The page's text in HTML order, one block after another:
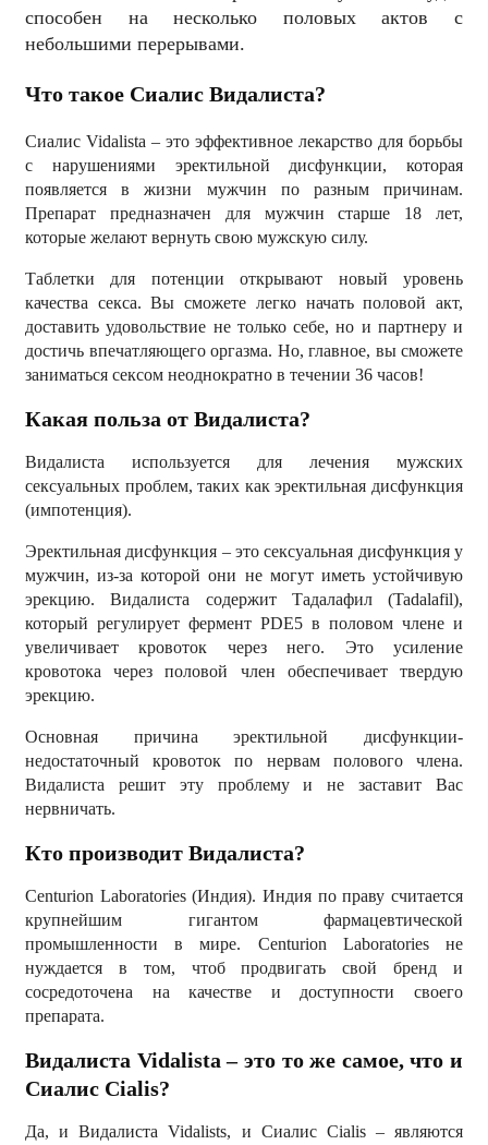
способен на несколько половых актов с
небольшими перерывами.
Что такое Сиалис Видалиста?
Сиалис Vidalista – это эффективное лекарство для борьбы
с нарушениями эректильной дисфункции, которая
появляется в жизни мужчин по разным причинам.
Препарат предназначен для мужчин старше 18 лет,
которые желают вернуть свою мужскую силу.
Таблетки для потенции открывают новый уровень
качества секса. Вы сможете легко начать половой акт,
доставить удовольствие не только себе, но и партнеру и
достичь впечатляющего оргазма. Но, главное, вы сможете
заниматься сексом неоднократно в течении 36 часов!
Какая польза от Видалиста?
Видалиста используется для лечения мужских
сексуальных проблем, таких как эректильная дисфункция
(импотенция).
Эректильная дисфункция – это сексуальная дисфункция у
мужчин, из-за которой они не могут иметь устойчивую
эрекцию. Видалиста содержит Тадалафил (Tadalafil),
который регулирует фермент PDE5 в половом члене и
увеличивает кровоток через него. Это усиление
кровотока через половой член обеспечивает твердую
эрекцию.
Основная причина эректильной дисфункции-
недостаточный кровоток по нервам полового члена.
Видалиста решит эту проблему и не заставит Вас
нервничать.
Кто производит Видалиста?
Centurion Laboratories (Индия). Индия по праву считается
крупнейшим гигантом фармацевтической
промышленности в мире. Centurion Laboratories не
нуждается в том, чтоб продвигать свой бренд и
сосредоточена на качестве и доступности своего
препарата.
Видалиста Vidalista – это то же самое, что и
Сиалис Cialis?
Да, и Видалиста Vidalists, и Сиалис Cialis – являются